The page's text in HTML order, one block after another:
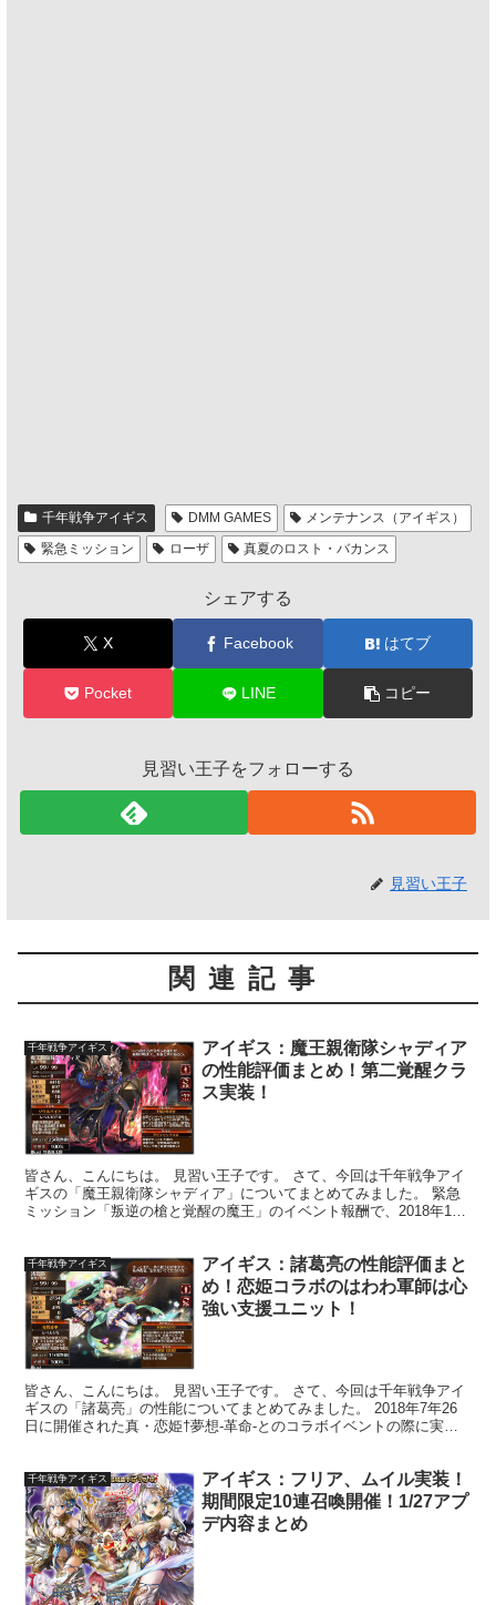
千年戦争アイギス DMM GAMES
メンテナンス（アイギス）
緊急ミッション
ローザ 真夏のロスト・バカンス
シェアする
X Facebook はてブ
Pocket LINE コピー
見習い王子をフォローする
見習い王子
関連記事
千年戦争アイギス
アイギス：魔王親衛隊シャディア
の性能評価まとめ！第二覚醒クラ
ス実装！
皆さん、こんにちは。 見習い王子です。 さて、今回は千年戦争アイ
ギスの「魔王親衛隊シャディア」についてまとめてみました。 緊急
ミッション「叛逆の槍と覚醒の魔王」のイベント報酬で、2018年12
千年戦争アイギス
アイギス：諸葛亮の性能評価まと
め！恋姫コラボのはわわ軍師は心
強い支援ユニット！
皆さん、こんにちは。 見習い王子です。 さて、今回は千年戦争アイ
ギスの「諸葛亮」の性能についてまとめてみました。 2018年7年26
日に開催された真・恋姫†夢想-革命-とのコラボイベントの際に実装
千年戦争アイギス
アイギス：フリア、ムイル実装！
期間限定10連召喚開催！1/27アプ
デ内容まとめ